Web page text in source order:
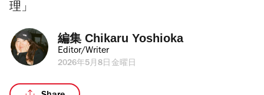
理」
編集 Chikaru Yoshioka
Editor/Writer
2026年5月8日金曜日